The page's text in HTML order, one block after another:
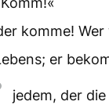
komme!
er
jedem, der